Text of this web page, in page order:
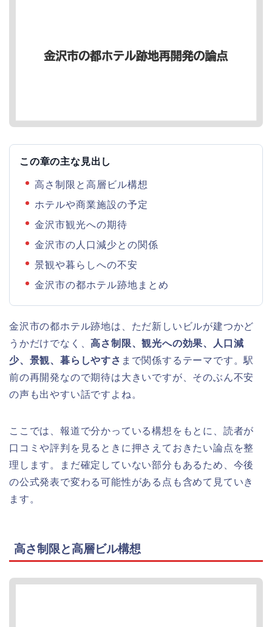
この章の主な見出し
高さ制限と高層ビル構想
ホテルや商業施設の予定
金沢市観光への期待
金沢市の人口減少との関係
景観や暮らしへの不安
金沢市の都ホテル跡地まとめ
金沢市の都ホテル跡地は、ただ新しいビルが建つかど
うかだけでなく、高さ制限、観光への効果、人口減
少、景観、暮らしやすさ まで関係するテーマです。駅
前の再開発なので期待は大きいですが、そのぶん不安
の声も出やすい話ですよね。
ここでは、報道で分かっている構想をもとに、読者が
口コミや評判を見るときに押さえておきたい論点を整
理します。まだ確定していない部分もあるため、今後
の公式発表で変わる可能性がある点も含めて見ていき
ます。
高さ制限と高層ビル構想